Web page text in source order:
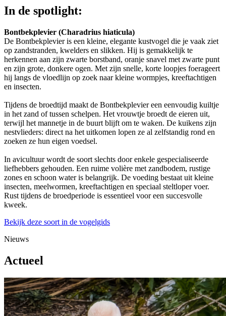
In de spotlight:
Bontbekplevier (Charadrius hiaticula)
De Bontbekplevier is een kleine, elegante kustvogel die je vaak ziet
op zandstranden, kwelders en slikken. Hij is gemakkelijk te
herkennen aan zijn zwarte borstband, oranje snavel met zwarte punt
en zijn grote, donkere ogen. Met zijn snelle, korte loopjes foerageert
hij langs de vloedlijn op zoek naar kleine wormpjes, kreeftachtigen
en insecten.
Tijdens de broedtijd maakt de Bontbekplevier een eenvoudig kuiltje
in het zand of tussen schelpen. Het vrouwtje broedt de eieren uit,
terwijl het mannetje in de buurt blijft om te waken. De kuikens zijn
nestvlieders: direct na het uitkomen lopen ze al zelfstandig rond en
zoeken ze hun eigen voedsel.
In avicultuur wordt de soort slechts door enkele gespecialiseerde
liefhebbers gehouden. Een ruime volière met zandbodem, rustige
zones en schoon water is belangrijk. De voeding bestaat uit kleine
insecten, meelwormen, kreeftachtigen en speciaal steltloper voer.
Rust tijdens de broedperiode is essentieel voor een succesvolle
kweek.
Bekijk deze soort in de vogelgids
Nieuws
Actueel